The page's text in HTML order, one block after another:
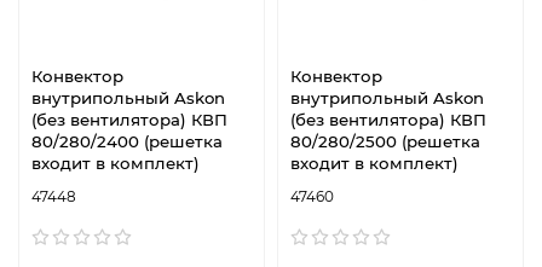
Конвектор
внутрипольный Askon
(без вентилятора) КВП
80/280/2400 (решетка
входит в комплект)
47448
Конвектор
внутрипольный Askon
(без вентилятора) КВП
80/280/2500 (решетка
входит в комплект)
47460